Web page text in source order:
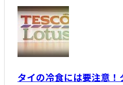
タイの冷食には要注意